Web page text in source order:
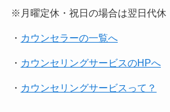
※月曜定休・祝日の場合は翌日代休
・ カウンセラーの一覧へ
・ カウンセリングサービスのHPへ
・ カウンセリングサービスって？